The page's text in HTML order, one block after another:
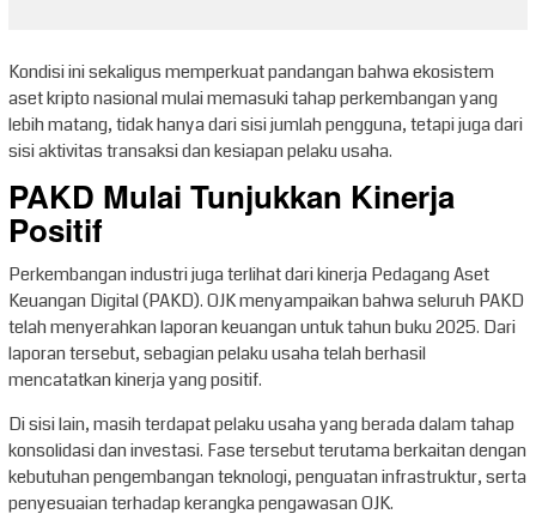
Kondisi ini sekaligus memperkuat pandangan bahwa ekosistem
aset kripto nasional mulai memasuki tahap perkembangan yang
lebih matang, tidak hanya dari sisi jumlah pengguna, tetapi juga dari
sisi aktivitas transaksi dan kesiapan pelaku usaha.
PAKD Mulai Tunjukkan Kinerja
Positif
Perkembangan industri juga terlihat dari kinerja Pedagang Aset
Keuangan Digital (PAKD). OJK menyampaikan bahwa seluruh PAKD
telah menyerahkan laporan keuangan untuk tahun buku 2025. Dari
laporan tersebut, sebagian pelaku usaha telah berhasil
mencatatkan kinerja yang positif.
Di sisi lain, masih terdapat pelaku usaha yang berada dalam tahap
konsolidasi dan investasi. Fase tersebut terutama berkaitan dengan
kebutuhan pengembangan teknologi, penguatan infrastruktur, serta
penyesuaian terhadap kerangka pengawasan OJK.